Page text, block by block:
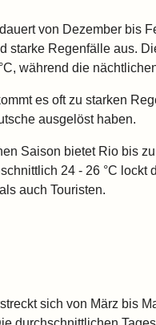
von Dezember bis
starke Regenfälle aus.
während die
es oft zu starken
ausgelöst haben.
Saison bietet Rio bis
24 - 26 °C
auch Touristen.
sich von März bis